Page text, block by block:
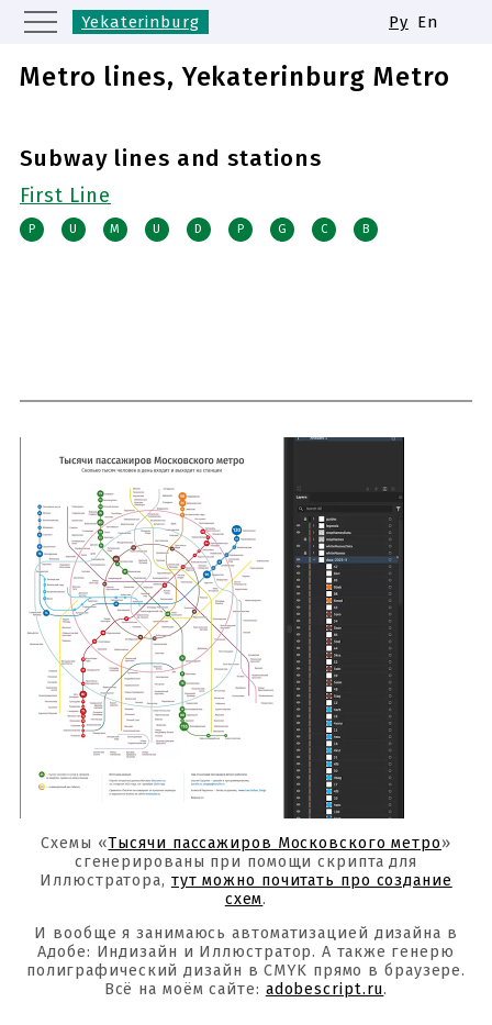
Yekaterinburg
Kazan
Nizhny Novgorod
Same names of metro stations
Ру En
Metro lines, Yekaterinburg Metro
Subway lines and stations
First Line
P U M U D P G C B
Схемы «Тысячи пассажиров Московского метро»
сгенерированы при помощи скрипта для
Иллюстратора, тут можно почитать про создание
схем.
И вообще я занимаюсь автоматизацией дизайна в
Адобе: Индизайн и Иллюстратор. А также генерю
полиграфический дизайн в CMYK прямо в браузере.
Всё на моём сайте: adobescript.ru.